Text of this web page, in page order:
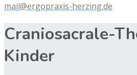
mail@ergopraxis-herzing.de
Craniosacrale-
Kinder